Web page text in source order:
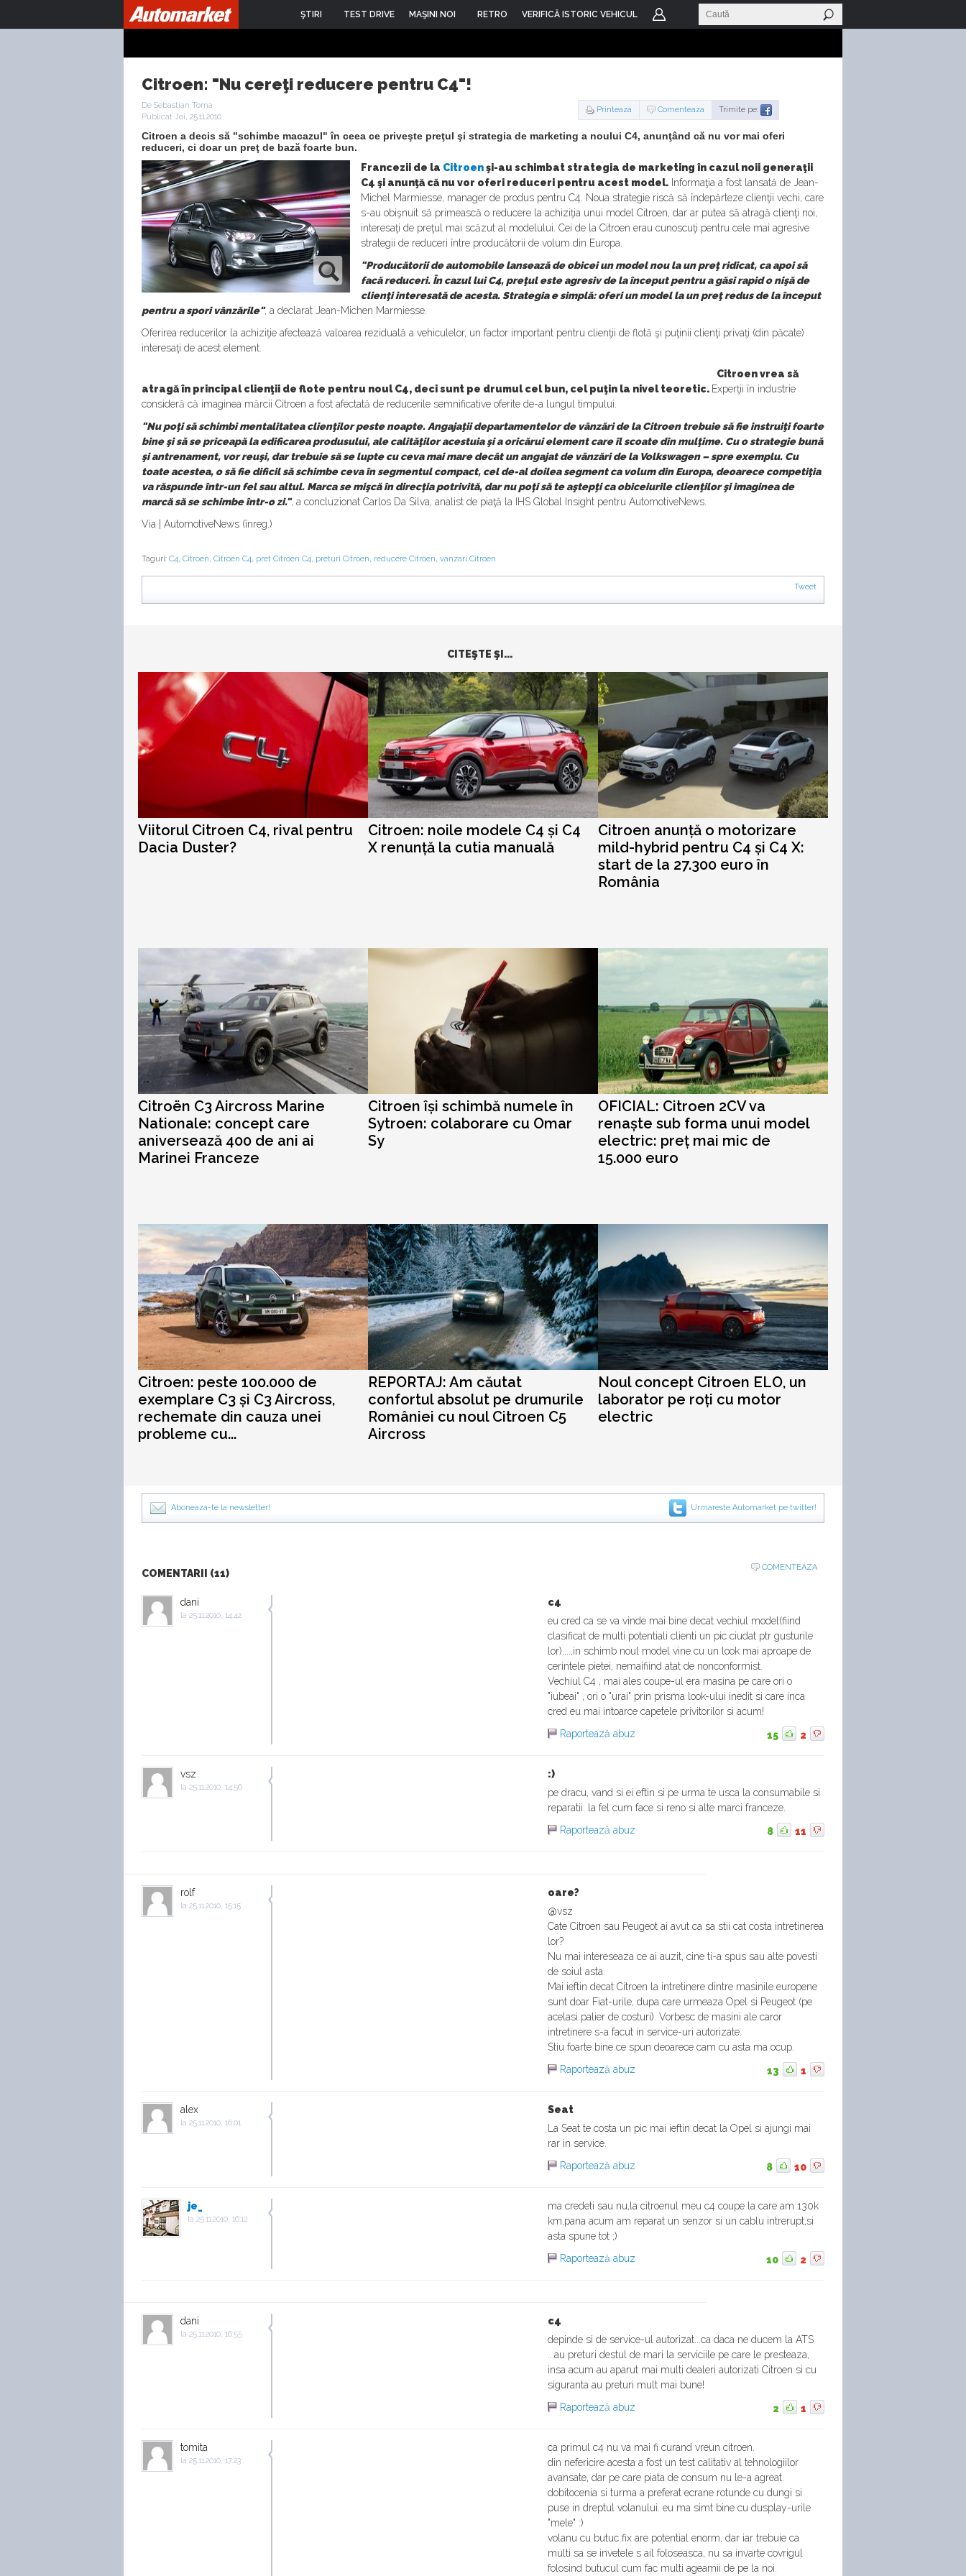
ŞTIRI TEST DRIVE MAŞINI NOI RETRO VERIFICĂ ISTORIC VEHICUL
Citroen: "Nu cereţi reducere pentru C4"!
De Sebastian Toma
Publicat Joi, 25.11.2010
Printeaza Comenteaza Trimite pe:
Citroen a decis să "schimbe macazul" în ceea ce priveşte preţul şi strategia de marketing a noului C4, anunţând că nu vor mai oferi
reduceri, ci doar un preţ de bază foarte bun.
Francezii de la Citroenşi-au schimbat strategia de marketing în cazul noii generaţii
C4 şi anunţă că nu vor oferi reduceri pentru acest model. Informaţia a fost lansată de Jean-
Michel Marmiesse, manager de produs pentru C4. Noua strategie riscă să îndepărteze clienţii vechi, care
s-au obişnuit să primească o reducere la achiziţia unui model Citroen, dar ar putea să atragă clienţi noi,
interesaţi de preţul mai scăzut al modelului. Cei de la Citroen erau cunoscuţi pentru cele mai agresive
strategii de reduceri între producătorii de volum din Europa.
"Producătorii de automobile lansează de obicei un model nou la un preţ ridicat, ca apoi să
facă reduceri. În cazul lui C4, preţul este agresiv de la început pentru a găsi rapid o nişă de
clienţi interesată de acesta. Strategia e simplă: oferi un model la un preţ redus de la început
pentru a spori vânzările", a declarat Jean-Michen Marmiesse.
Oferirea reducerilor la achiziţie afectează valoarea reziduală a vehiculelor, un factor important pentru clienţii de flotă şi puţinii clienţi privaţi (din păcate)
interesaţi de acest element.
Citroen vrea să
atragă în principal clienţii de flote pentru noul C4, deci sunt pe drumul cel bun, cel puţin la nivel teoretic. Experţii în industrie
consideră că imaginea mărcii Citroen a fost afectată de reducerile semnificative oferite de-a lungul timpului.
"Nu poţi să schimbi mentalitatea clienţilor peste noapte. Angajaţii departamentelor de vânzări de la Citroen trebuie să fie instruiţi foarte
bine şi să se priceapă la edificarea produsului, ale calităţilor acestuia şi a oricărui element care îl scoate din mulţime. Cu o strategie bună
şi antrenament, vor reuşi, dar trebuie să se lupte cu ceva mai mare decât un angajat de vânzări de la Volkswagen – spre exemplu. Cu
toate acestea, o să fie dificil să schimbe ceva în segmentul compact, cel de-al doilea segment ca volum din Europa, deoarece competiţia
va răspunde într-un fel sau altul. Marca se mişcă în direcţia potrivită, dar nu poţi să te aştepţi ca obiceiurile clienţilor şi imaginea de
marcă să se schimbe într-o zi.", a concluzionat Carlos Da Silva, analist de piaţă la IHS Global Insight pentru AutomotiveNews.
Via | AutomotiveNews (înreg.)
Taguri: C4, Citroen, Citroen C4, pret Citroen C4, preturi Citroen, reducere Citroen, vanzari Citroen
Tweet
CITEŞTE ŞI...
Viitorul Citroen C4, rival pentru
Dacia Duster?
Citroen: noile modele C4 și C4
X renunță la cutia manuală
Citroen anunță o motorizare
mild-hybrid pentru C4 și C4 X:
start de la 27.300 euro în
România
Citroën C3 Aircross Marine
Nationale: concept care
aniversează 400 de ani ai
Marinei Franceze
Citroen își schimbă numele în
Sytroen: colaborare cu Omar
Sy
OFICIAL: Citroen 2CV va
renaște sub forma unui model
electric: preț mai mic de
15.000 euro
Citroen: peste 100.000 de
exemplare C3 și C3 Aircross,
rechemate din cauza unei
probleme cu...
REPORTAJ: Am căutat
confortul absolut pe drumurile
României cu noul Citroen C5
Aircross
Noul concept Citroen ELO, un
laborator pe roți cu motor
electric
Aboneaza-te la newsletter! Urmareste Automarket pe twitter!
COMENTARII (11)
COMENTEAZA
dani
la 25.11.2010, 14:42
c4
eu cred ca se va vinde mai bine decat vechiul model(fiind
clasificat de multi potentiali clienti un pic ciudat ptr gusturile
lor)....,in schimb noul model vine cu un look mai aproape de
cerintele pietei, nemaifiind atat de nonconformist.
Vechiul C4 , mai ales coupe-ul era masina pe care ori o
"iubeai" , ori o "urai" prin prisma look-ului inedit si care inca
cred eu mai intoarce capetele privitorilor si acum!
Raportează abuz
15 2
vsz
la 25.11.2010, 14:56
:)
pe dracu, vand si ei eftin si pe urma te usca la consumabile si
reparatii. la fel cum face si reno si alte marci franceze.
Raportează abuz
8 11
rolf
la 25.11.2010, 15:15
oare?
@vsz
Cate Citroen sau Peugeot ai avut ca sa stii cat costa intretinerea
lor?
Nu mai intereseaza ce ai auzit, cine ti-a spus sau alte povesti
de soiul asta.
Mai ieftin decat Citroen la intretinere dintre masinile europene
sunt doar Fiat-urile, dupa care urmeaza Opel si Peugeot (pe
acelasi palier de costuri). Vorbesc de masini ale caror
intretinere s-a facut in service-uri autorizate.
Stiu foarte bine ce spun deoarece cam cu asta ma ocup.
Raportează abuz
13 1
alex
la 25.11.2010, 16:01
Seat
La Seat te costa un pic mai ieftin decat la Opel si ajungi mai
rar in service.
Raportează abuz
8 10
je_
la 25.11.2010, 16:12
ma credeti sau nu,la citroenul meu c4 coupe la care am 130k
km,pana acum am reparat un senzor si un cablu intrerupt,si
asta spune tot ;)
Raportează abuz
10 2
dani
la 25.11.2010, 16:55
c4
depinde si de service-ul autorizat...ca daca ne ducem la ATS
...au preturi destul de mari la serviciile pe care le presteaza,
insa acum au aparut mai multi dealeri autorizati Citroen si cu
siguranta au preturi mult mai bune!
Raportează abuz
2 1
tomita
la 25.11.2010, 17:23
ca primul c4 nu va mai fi curand vreun citroen.
din nefericire acesta a fost un test calitativ al tehnologiilor
avansate, dar pe care piata de consum nu le-a agreat.
dobitocenia si turma a preferat ecrane rotunde cu dungi si
puse in dreptul volanului. eu ma simt bine cu dusplay-urile
"mele" :)
volanu cu butuc fix are potential enorm, dar iar trebuie ca
multi sa se invetele s ail foloseasca, nu sa invarte covrigul
folosind butucul cum fac multi ageamii de pe la noi.